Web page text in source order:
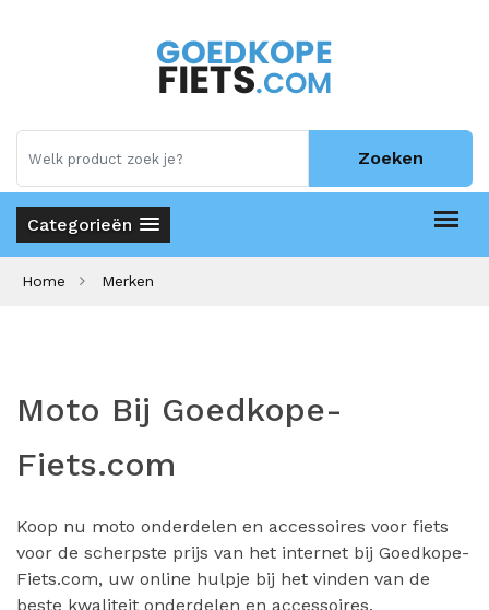
Zoeken
Categorieën
Home Merken
Moto Bij Goedkope-
Fiets.com
Koop nu moto onderdelen en accessoires voor fiets
voor de scherpste prijs van het internet bij Goedkope-
Fiets.com, uw online hulpje bij het vinden van de
beste kwaliteit onderdelen en accessoires.